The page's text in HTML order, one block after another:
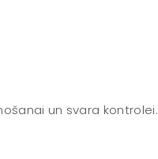
un svara kontrolei.